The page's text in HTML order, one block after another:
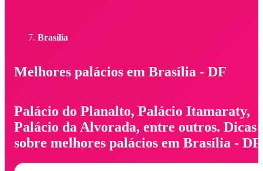
Brasília
Melhores palácios em Brasília - DF
Palácio do Planalto, Palácio Itamaraty,
Palácio da Alvorada, entre outros. Dicas
sobre melhores palácios em Brasília - DF.